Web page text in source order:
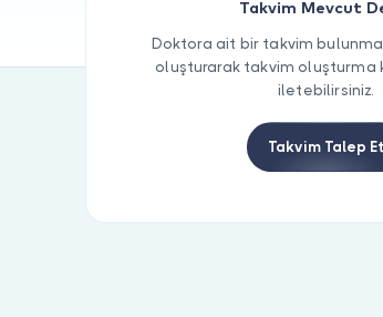
Takvim Mevcut
Doktora ait bir takvim
oluşturarak takvim oluşturma
iletebilirsiniz.
Takvim Talep Et